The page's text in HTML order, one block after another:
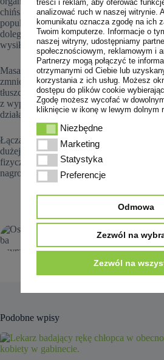
treści i reklam, aby oferować
analizować ruch w naszej witrynie.
komunikatu oznacza zgodę na ich
Twoim komputerze. Informacje o
naszej witryny, udostępniamy
społecznościowym, reklamowym i
Partnerzy mogą połączyć te
otrzymanymi od Ciebie lub
korzystania z ich usług. Możesz
dostępu do plików cookie
Zgodę możesz wycofać w
kliknięcie w ikonę w lewym dolnym
NiezbędneNiezbędne
MarketingMarketing
StatystykaStatystyka
PreferencjePreferencje
Odmowa
Zezwól na
Zezwól na
chińska znajduje zastosowanie w wielu
popularna wśród osób borykających się z
dolegliwościami mięśniowymi oraz
wysiłku fizycznym w celu przyspieszenia
Masaż bańką chińską przeprowadzony w
zmniejszyć obwód ud i pośladków, a
tłuszczowej. Metoda jest niedroga,
z wypracowaniem bardzo dobrych
działań.
Łącząc masaż na Kabatach
ze
dużej ilości wody w ciągu dnia, a także
fizyczną, można cieszyć się z ciała bez
nagromadzonej tkanki tłuszczowej.
Podobne wpisy